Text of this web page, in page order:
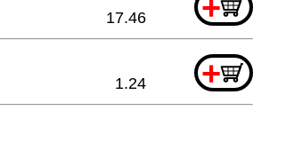
+
17.46
+
1.24